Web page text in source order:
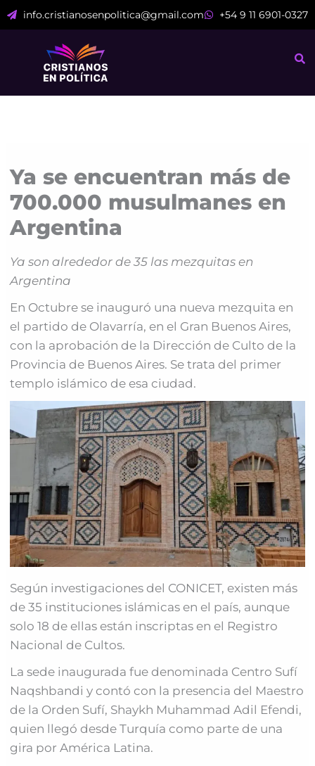
al
info.cristianosenpolitica@gmail.com +54 9 11 6901-0327
Ya se encuentran más de
700.000 musulmanes en
Argentina
Ya son alrededor de 35 las mezquitas en
Argentina
En Octubre se inauguró una nueva mezquita en
el partido de Olavarría, en el Gran Buenos Aires,
con la aprobación de la Dirección de Culto de la
Provincia de Buenos Aires. Se trata del primer
templo islámico de esa ciudad.
Según investigaciones del CONICET, existen más
de 35 instituciones islámicas en el país, aunque
solo 18 de ellas están inscriptas en el Registro
Nacional de Cultos.
La sede inaugurada fue denominada Centro Sufí
Naqshbandi y contó con la presencia del Maestro
de la Orden Sufí, Shaykh Muhammad Adil Efendi,
quien llegó desde Turquía como parte de una
gira por América Latina.